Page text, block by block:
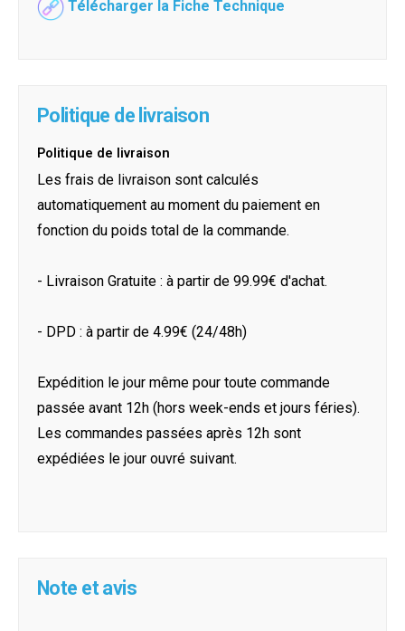
Télécharger la Fiche Technique
Politique de livraison
Politique de livraison
Les frais de livraison sont calculés
automatiquement au moment du paiement en
fonction du poids total de la commande.
- Livraison Gratuite : à partir de 99.99€ d'achat.
- DPD : à partir de 4.99€ (24/48h)
Expédition le jour même pour toute commande
passée avant 12h (hors week-ends et jours féries).
Les commandes passées après 12h sont
expédiées le jour ouvré suivant.
Note et avis